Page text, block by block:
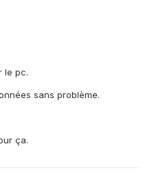
le pc.
sans problème.
ça.